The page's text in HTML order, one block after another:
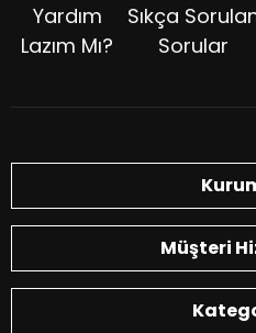
Yardım
Lazım Mı?
Sıkça
Sorular
Müşteri